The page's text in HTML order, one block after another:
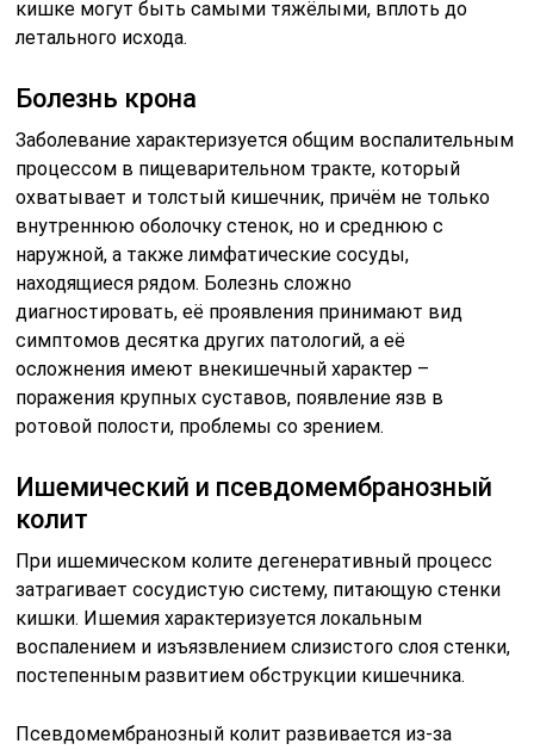
кишке могут быть самыми тяжёлыми, вплоть до
летального исхода.
Болезнь крона
Заболевание характеризуется общим воспалительным
процессом в пищеварительном тракте, который
охватывает и толстый кишечник, причём не только
внутреннюю оболочку стенок, но и среднюю с
наружной, а также лимфатические сосуды,
находящиеся рядом. Болезнь сложно
диагностировать, её проявления принимают вид
симптомов десятка других патологий, а её
осложнения имеют внекишечный характер –
поражения крупных суставов, появление язв в
ротовой полости, проблемы со зрением.
Ишемический и псевдомембранозный
колит
При ишемическом колите дегенеративный процесс
затрагивает сосудистую систему, питающую стенки
кишки. Ишемия характеризуется локальным
воспалением и изъязвлением слизистого слоя стенки,
постепенным развитием обструкции кишечника.
Псевдомембранозный колит развивается из-за